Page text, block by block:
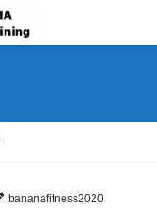
bananafitness2020